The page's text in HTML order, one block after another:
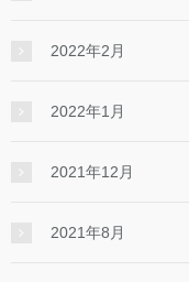
2022年2月
2022年1月
2021年12月
2021年8月